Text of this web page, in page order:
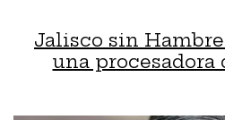
Jalisco sin
una procesadora